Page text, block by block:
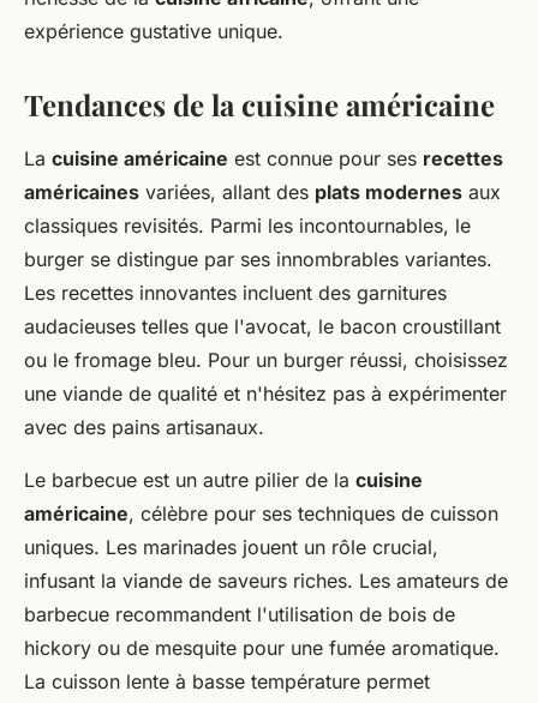
expérience gustative unique.
Tendances de la cuisine américaine
La cuisine américaine est connue pour ses recettes
américaines variées, allant des plats modernes aux
classiques revisités. Parmi les incontournables, le
burger se distingue par ses innombrables variantes.
Les recettes innovantes incluent des garnitures
audacieuses telles que l'avocat, le bacon croustillant
ou le fromage bleu. Pour un burger réussi, choisissez
une viande de qualité et n'hésitez pas à expérimenter
avec des pains artisanaux.
Le barbecue est un autre pilier de la cuisine
américaine, célèbre pour ses techniques de cuisson
uniques. Les marinades jouent un rôle crucial,
infusant la viande de saveurs riches. Les amateurs de
barbecue recommandent l'utilisation de bois de
hickory ou de mesquite pour une fumée aromatique.
La cuisson lente à basse température permet